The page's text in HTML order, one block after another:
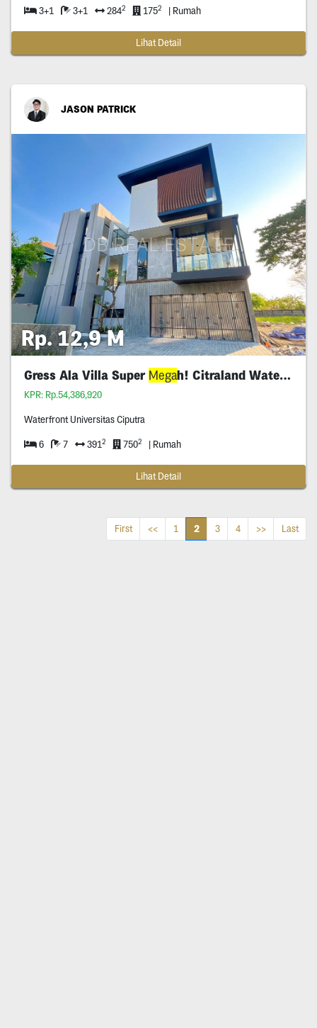
3+1 3+1 2842 1752 | Rumah
Lihat Detail
JASON PATRICK
Rp. 12,9 M
Gress Ala Villa Super Megah! Citraland Waterfront
KPR: Rp.54,386,920
Waterfront Universitas Ciputra
6 7 3912 7502 | Rumah
Lihat Detail
First << 1 2 3 4 >> Last